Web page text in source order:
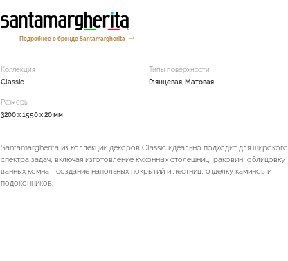
Подробнее о бренде Santamargherita
Коллекция
Classic
Типы поверхности
Глянцевая, Матовая
Размеры
3200 x 1550 x 20 мм
Santamargherita из коллекции декоров Classic идеально подходит для широкого
спектра задач, включая изготовление кухонных столешниц, раковин, облицовку
ванных комнат, создание напольных покрытий и лестниц, отделку каминов и
подоконников.